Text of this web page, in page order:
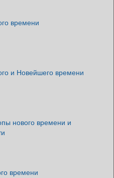
времени
и Новейшего времени
нового времени и
времени